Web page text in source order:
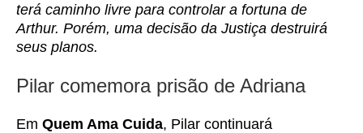
terá caminho livre para controlar a fortuna de
Arthur. Porém, uma decisão da Justiça destruirá
seus planos.
Pilar comemora prisão de Adriana
Em Quem Ama Cuida, Pilar continuará